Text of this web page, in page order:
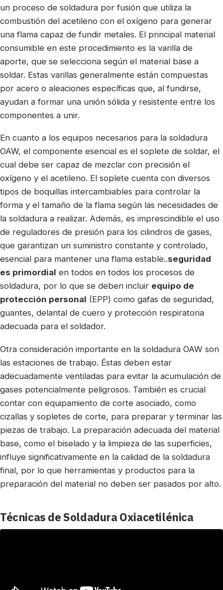
un proceso de soldadura por fusión que utiliza la
combustión del acetileno con el oxígeno para generar
una flama capaz de fundir metales. El principal material
consumible en este procedimiento es la varilla de
aporte, que se selecciona según el material base a
soldar. Estas varillas generalmente están compuestas
por acero o aleaciones específicas que, al fundirse,
ayudan a formar una unión sólida y resistente entre los
componentes a unir.
En cuanto a los equipos necesarios para la soldadura
OAW, el componente esencial es el soplete de soldar, el
cual debe ser capaz de mezclar con precisión el
oxígeno y el acetileno. El soplete cuenta con diversos
tipos de boquillas intercambiables para controlar la
forma y el tamaño de la flama según las necesidades de
la soldadura a realizar. Además, es imprescindible el uso
de reguladores de presión para los cilindros de gases,
que garantizan un suministro constante y controlado,
esencial para mantener una flama estable..seguridad
es primordial en todos en todos los procesos de
soldadura, por lo que se deben incluir equipo de
protección personal (EPP) como gafas de seguridad,
guantes, delantal de cuero y protección respiratoria
adecuada para el soldador.
Otra consideración importante en la soldadura OAW son
las estaciones de trabajo. Éstas deben estar
adecuadamente ventiladas para evitar la acumulación de
gases potencialmente peligrosos. También es crucial
contar con equipamiento de corte asociado, como
cizallas y sopletes de corte, para preparar y terminar las
piezas de trabajo. La preparación adecuada del material
base, como el biselado y la limpieza de las superficies,
influye significativamente en la calidad de la soldadura
final, por lo que herramientas y productos para la
preparación del material no deben ser pasados por alto.
Técnicas de Soldadura Oxiacetilénica